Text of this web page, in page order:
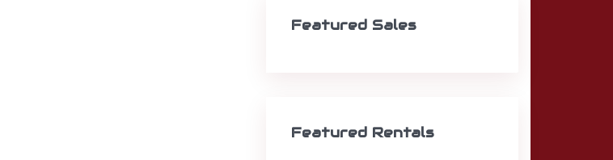
Featured Sales
Featured Rentals